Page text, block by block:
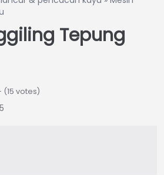
Tepung
(15 votes)